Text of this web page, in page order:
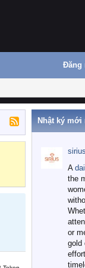
Đăng
Nhật ký mới
A
the
or
gold